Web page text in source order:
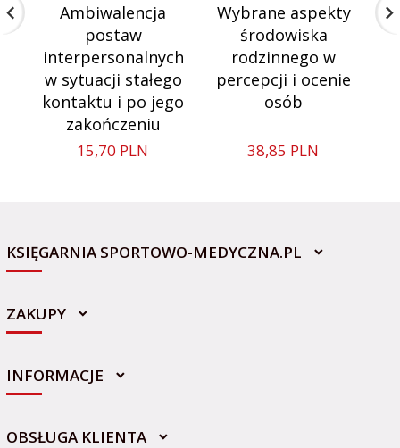
Ambiwalencja
postaw
interpersonalnych
w sytuacji stałego
kontaktu i po jego
zakończeniu
15,70 PLN
Wybrane aspekty
środowiska
rodzinnego w
percepcji i ocenie
osób
38,85 PLN
KSIĘGARNIA SPORTOWO-MEDYCZNA.PL
sklep@sportowo-medyczna.pl
ZAKUPY
INFORMACJE
OBSŁUGA KLIENTA